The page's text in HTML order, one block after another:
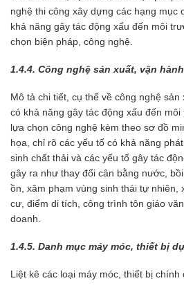
nghệ thi công xây dựng các hạng mục
khả năng gây tác động xấu đến môi
chọn biện pháp, công nghệ.
1.4.4. Công nghệ sản xuất, vận hành
Mô tả chi tiết, cụ thể về công nghệ
có khả năng gây tác động xấu đến
lựa chọn công nghệ kèm theo sơ đồ
họa, chỉ rõ các yếu tố có khả năng
sinh chất thải và các yếu tố gây tác
gây ra như thay đổi cân bằng nước,
ồn, xâm phạm vùng sinh thái tự nhiên,
cư, điểm di tích, công trình tôn giáo
doanh.
1.4.5. Danh mục máy móc, thiết bị
Liệt kê các loại máy móc, thiết bị chính